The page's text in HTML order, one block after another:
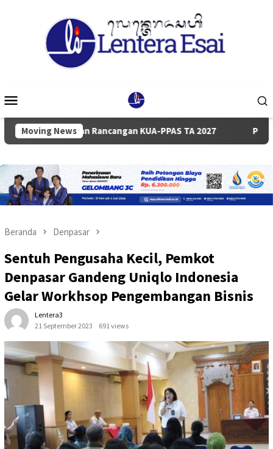
Mobile
Moving News
Rancangan KUA-PPAS TA 2027 Pemkab dan
Beranda Denpasar
Sentuh Pengusaha Kecil, Pemkot
Denpasar Gandeng Uniqlo Indonesia
Gelar Workhsop Pengembangan Bisnis
Lentera3
21 September 2023
691 views